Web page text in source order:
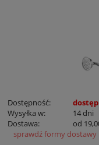
Dostępność:
Wysyłka w:
14 dni
Dostawa:
od
Cena nie zawiera
sprawdź formy dostawy